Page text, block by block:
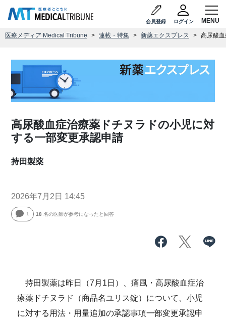
会員登録 ログイン
医療メディア Medical Tribune 連載・特集 新薬エクスプレス 高尿酸
高尿酸血症治療薬ドチヌラドの小児に対
する一部変更承認申請
持田製薬
2026年7月2日 14:45
1 18 名の医師が参考になったと回答
持田製薬は昨日（7月1日）、痛風・高尿酸血症治
療薬ドチヌラド（商品名ユリス錠）について、小児
に対する用法・用量追加の承認事項一部変更承認申